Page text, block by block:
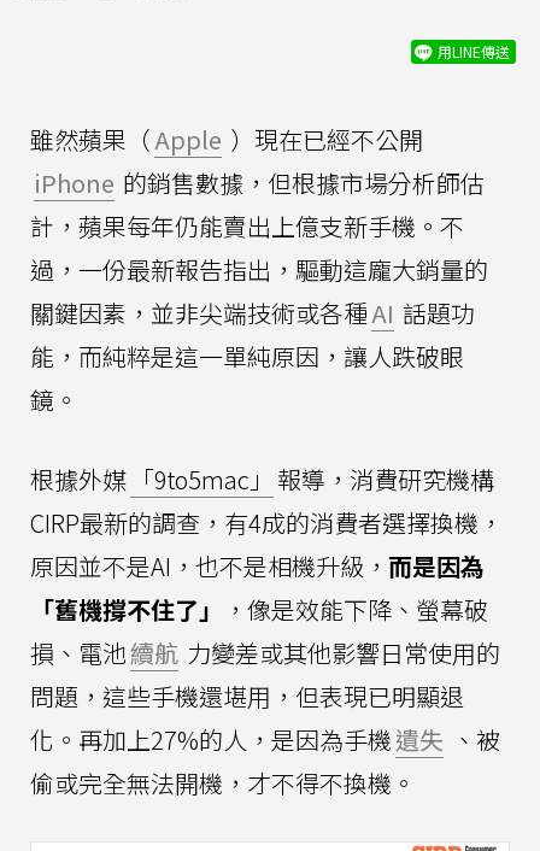
用LINE傳送
雖然蘋果（Apple ）現在已經不公開
iPhone 的銷售數據，但根據市場分析師估
計，蘋果每年仍能賣出上億支新手機。不
過，一份最新報告指出，驅動這龐大銷量的
關鍵因素，並非尖端技術或各種AI 話題功
能，而純粹是這一單純原因，讓人跌破眼
鏡。
根據外媒 「9to5mac」 報導，消費研究機構
CIRP最新的調查，有4成的消費者選擇換機，
原因並不是AI，也不是相機升級， 而是因為
「舊機撐不住了」
，像是效能下降、螢幕破
損、電池續航 力變差或其他影響日常使用的
問題，這些手機還堪用，但表現已明顯退
化。再加上27%的人，是因為手機遺失 、被
偷或完全無法開機，才不得不換機。